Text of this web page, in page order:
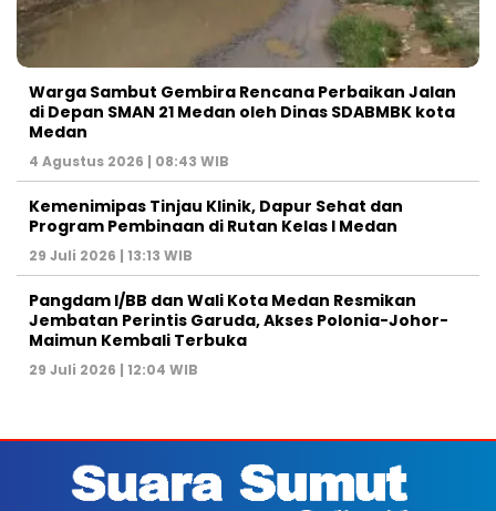
Warga Sambut Gembira Rencana Perbaikan Jalan
di Depan SMAN 21 Medan oleh Dinas SDABMBK kota
Medan
4 Agustus 2026 | 08:43 WIB
Kemenimipas Tinjau Klinik, Dapur Sehat dan
Program Pembinaan di Rutan Kelas I Medan
29 Juli 2026 | 13:13 WIB
Pangdam I/BB dan Wali Kota Medan Resmikan
Jembatan Perintis Garuda, Akses Polonia-Johor-
Maimun Kembali Terbuka
29 Juli 2026 | 12:04 WIB